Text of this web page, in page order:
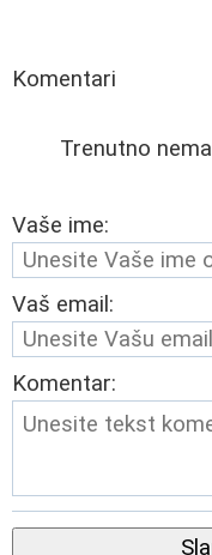
Komentari
Trenutno
Vaše ime:
Vaš email:
Komentar: